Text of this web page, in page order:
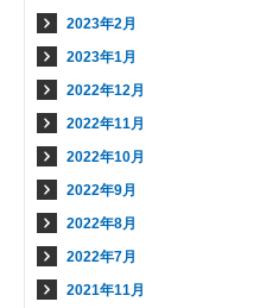
2023年2月
2023年1月
2022年12月
2022年11月
2022年10月
2022年9月
2022年8月
2022年7月
2021年11月